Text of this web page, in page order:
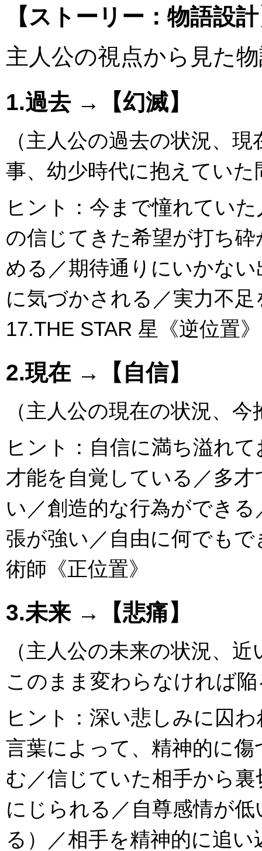
【ストーリー：物語設
主人公の視点から見た
1.過去 →【幻滅】
（主人公の過去の状況、
事、幼少時代に抱えていた
ヒント：今まで憧れてい
の信じてきた希望が打ち
める／期待通りにいかな
に気づかされる／実力不
17.THE STAR 星《逆位置》
2.現在 →【自信】
（主人公の現在の状況、
ヒント：自信に満ち溢れ
才能を自覚している／多
い／創造的な行為ができ
張が強い／自由に何でも
術師《正位置》
3.未来 →【悲痛】
（主人公の未来の状況、
このまま変わらなければ
ヒント：深い悲しみに囚
言葉によって、精神的に
む／信じていた相手から
にじられる／自尊感情が
る）／相手を精神的に追